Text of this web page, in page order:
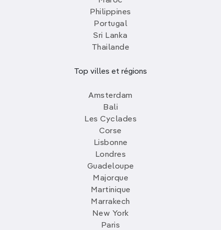
Philippines
Portugal
Sri Lanka
Thailande
Top villes et régions
Amsterdam
Bali
Les Cyclades
Corse
Lisbonne
Londres
Guadeloupe
Majorque
Martinique
Marrakech
New York
Paris